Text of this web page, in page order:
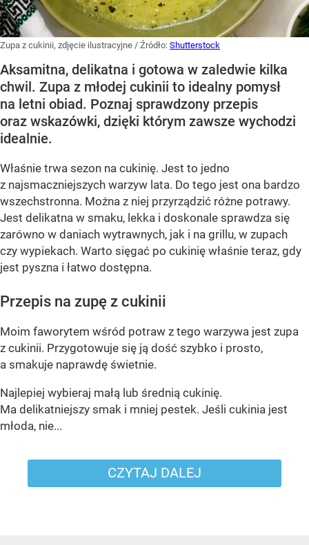
Zupa z cukinii, zdjęcie ilustracyjne / Źródło: Shutterstock
Aksamitna, delikatna i gotowa w zaledwie kilka
chwil. Zupa z młodej cukinii to idealny pomysł
na letni obiad. Poznaj sprawdzony przepis
oraz wskazówki, dzięki którym zawsze wychodzi
idealnie.
Właśnie trwa sezon na cukinię. Jest to jedno
z najsmaczniejszych warzyw lata. Do tego jest ona bardzo
wszechstronna. Można z niej przyrządzić różne potrawy.
Jest delikatna w smaku, lekka i doskonale sprawdza się
zarówno w daniach wytrawnych, jak i na grillu, w zupach
czy wypiekach. Warto sięgać po cukinię właśnie teraz, gdy
jest pyszna i łatwo dostępna.
Przepis na zupę z cukinii
Moim faworytem wśród potraw z tego warzywa jest zupa
z cukinii. Przygotowuje się ją dość szybko i prosto,
a smakuje naprawdę świetnie.
Najlepiej wybieraj małą lub średnią cukinię.
Ma delikatniejszy smak i mniej pestek. Jeśli cukinia jest
młoda, nie...
CZYTAJ DALEJ